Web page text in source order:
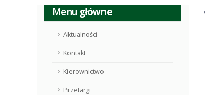
Menu główne
Aktualności
Kontakt
Kierownictwo
Przetargi